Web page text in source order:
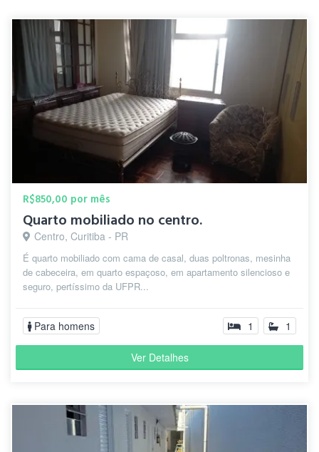
R$850,00 por mês
Quarto mobiliado no centro.
Centro, Curitiba - PR
É quarto mobiliado com cama de casal, duas poltronas, mesinha
de cabeceira, em quarto espaçoso, em apartamento silencioso e
seguro, pertíssimo da UFPR...
Para homens 1 1
Ver Detalhes